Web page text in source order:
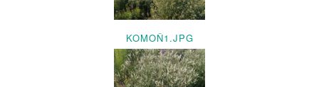
KOMOŇ1.JPG